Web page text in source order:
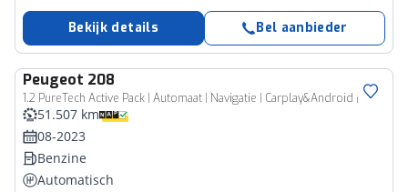
Bekijk details Bel aanbieder
Peugeot 208
1.2 PureTech Active Pack | Automaat | Navigatie | Carplay&Android | Cruise
51.507 km
08-2023
Benzine
Automatisch